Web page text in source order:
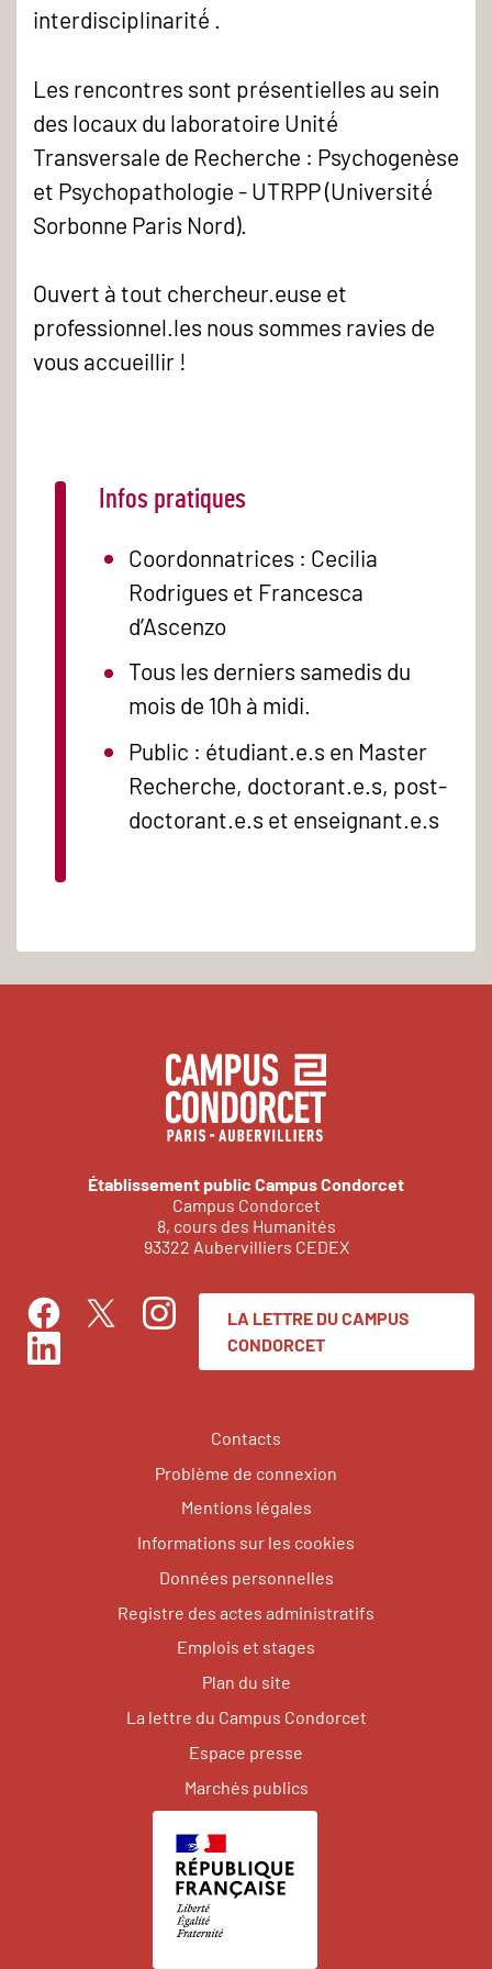
interdisciplinarité́ .
Les rencontres sont présentielles au sein
des locaux du laboratoire Unité́
Transversale de Recherche : Psychogenèse
et Psychopathologie - UTRPP (Université́
Sorbonne Paris Nord).
Ouvert à tout chercheur.euse et
professionnel.les nous sommes ravies de
vous accueillir !
Infos pratiques
Coordonnatrices : Cecilia
Rodrigues et Francesca
d’Ascenzo
Tous les derniers samedis du
mois de 10h à midi.
Public : étudiant.e.s en Master
Recherche, doctorant.e.s, post-
doctorant.e.s et enseignant.e.s
Établissement public Campus Condorcet
Campus Condorcet
8, cours des Humanités
93322 Aubervilliers CEDEX
FacebookTwitterInstagram
LinkedIn
LA LETTRE DU CAMPUS
CONDORCET
Contacts
Problème de connexion
Mentions légales
Informations sur les cookies
Données personnelles
Registre des actes administratifs
Emplois et stages
Plan du site
La lettre du Campus Condorcet
Espace presse
Marchés publics